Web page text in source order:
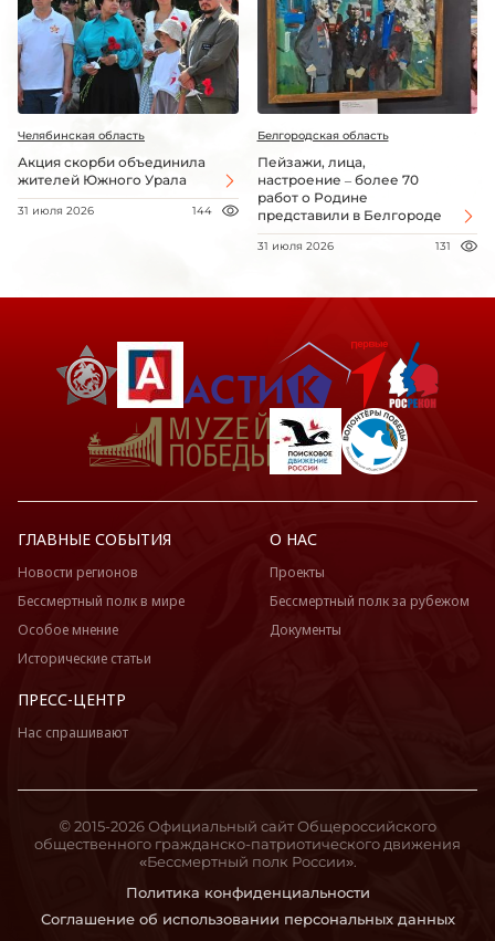
Челябинская область
Акция скорби объединила
жителей Южного Урала
31 июля 2026 144
Белгородская область
Пейзажи, лица,
настроение – более 70
работ о Родине
представили в Белгороде
31 июля 2026 131
ГЛАВНЫЕ СОБЫТИЯ
Новости регионов
Бессмертный полк в мире
Особое мнение
Исторические статьи
О НАС
Проекты
Бессмертный полк за рубежом
Документы
ПРЕСС-ЦЕНТР
Нас спрашивают
Политика конфиденциальности
Соглашение об использовании персональных данных
© 2015-2026 Официальный сайт Общероссийского
общественного гражданско-патриотического движения
«Бессмертный полк России».